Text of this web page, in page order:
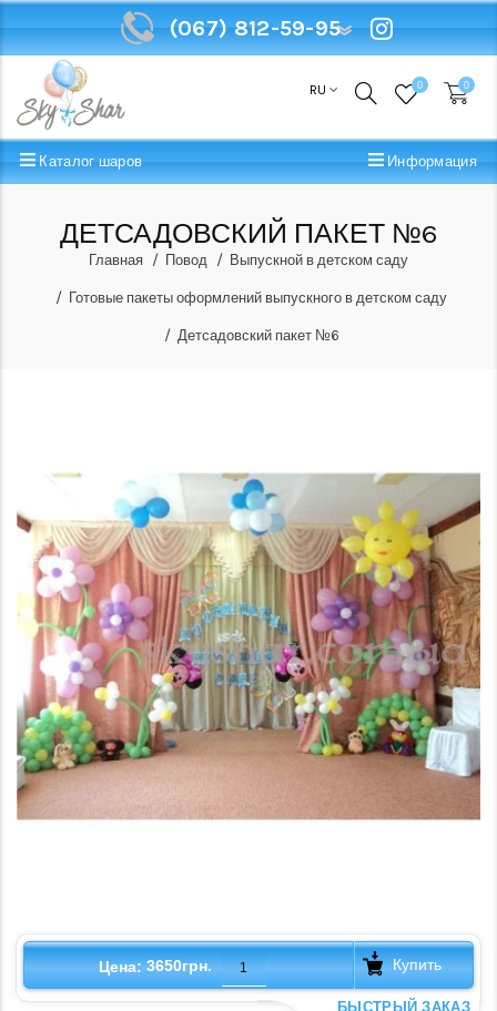
(067) 812-59-95
RU 0 0
Каталог шаров Информация
ДЕТСАДОВСКИЙ ПАКЕТ №6
Главная Повод Выпускной в детском саду
Готовые пакеты оформлений выпускного в детском саду
Детсадовский пакет №6
Цена: 3650грн. Купить
БЫСТРЫЙ ЗАКАЗ